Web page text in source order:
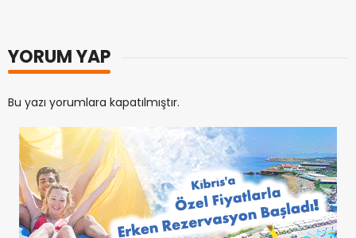
YORUM YAP
Bu yazı yorumlara kapatılmıştır.